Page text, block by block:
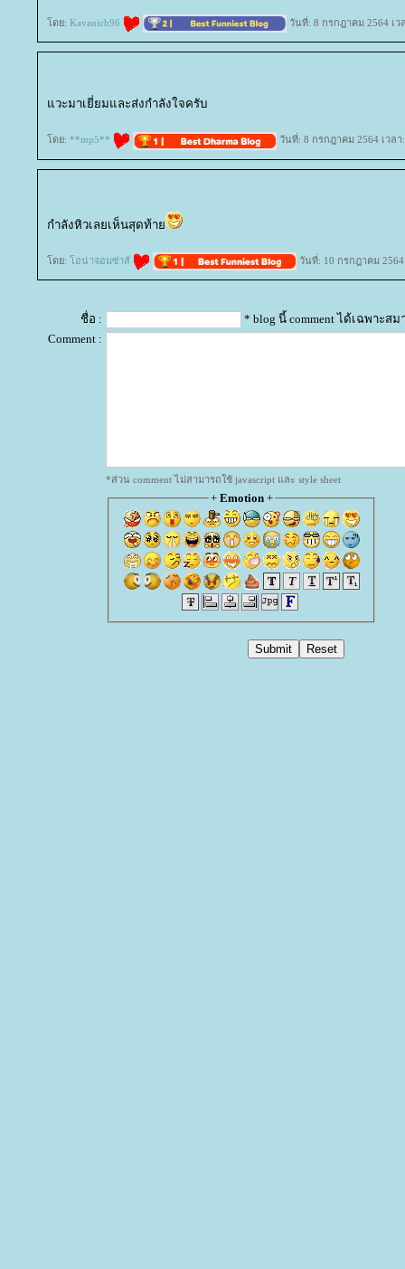
ดย: Kavanich96 วันที่: 8 กรกฎาคม 2564 เว
วะมาเยี่ยมและส่งกำลังใจครับ
ดย: **mp5** วันที่: 8 กรกฎาคม 2564 เวลา
กำลังหิวเลยเห็นสุดท้า
ดย: อน่าจอมซ่าส์ วันที่: 10 กรกฎาคม 2564
ชื่อ :
* blog นี้ comment ได้เฉพาะสม
Comment :
*ส่วน comment ไม่สามารถใช้ javascript และ style sheet
+ Emotion+